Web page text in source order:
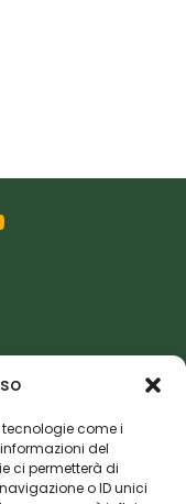
tecnologie come i
del
ci permetterà di
o ID unici